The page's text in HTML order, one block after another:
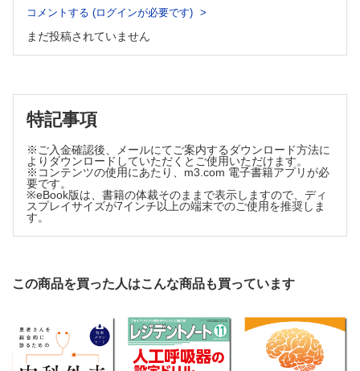
Summary 2 上肢筋の支配神経
4章 体幹・その他
頸の前方屈曲 1 胸鎖乳突筋，前斜角筋，中斜角筋，後斜角筋
骨盤の引き上げ 5 腰方形筋
腹式呼吸 6 横隔膜
確認問題
長趾屈筋，長母趾屈筋，短趾屈筋
遠位趾節間（DIP）関節と近位趾節間（PIP）関節の伸展 17
長趾伸筋，長母趾伸筋，短趾伸筋
Summary 1 下肢筋の支配神経
3章 肩甲帯・上肢
肩甲骨の挙上 2 肩甲挙筋，僧帽筋（上部線維）
肩甲骨の内転，下制 3 僧帽筋（中部線維，下部線維）
肩甲骨の内転と下方回旋 4 大・小菱形筋
肩関節の屈曲，外転，伸展 5 三角筋（前部・中部・後部線維）
肩関節の伸展（後方挙上） 9 広背筋，三角筋（後部線維）
肩関節の屈曲と内転の補助 11 烏口腕筋
肘関節の屈曲 12 上腕二頭筋，上腕筋，腕橈骨筋
肘関節の伸展 13 上腕三頭筋，肘筋
前腕の回外 14 回外筋
コメントする (ログインが必要です)
まだ投稿されていません
特記事項
※ご入金確認後、メールにてご案内するダウンロード方法に
よりダウンロードしていただくとご使用いただけます。
※コンテンツの使用にあたり、m3.com 電子書籍アプリが必
要です。
※eBook版は、書籍の体裁そのままで表示しますので、ディ
スプレイサイズが7インチ以上の端末でのご使用を推奨しま
す。
この商品を買った人はこんな商品も買っています